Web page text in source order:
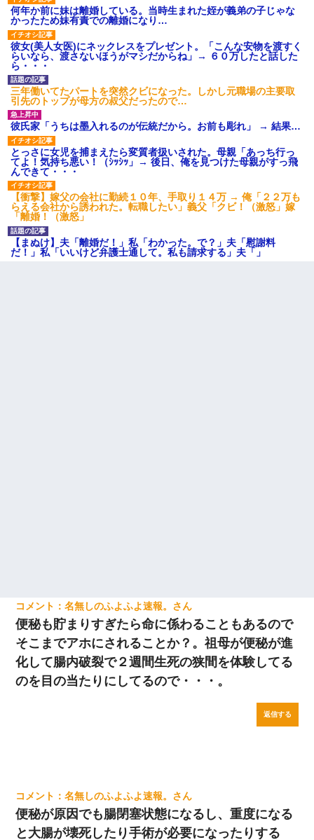
何年か前に妹は離婚している。当時生まれた姪が義弟の子じゃな
かったため妹有責での離婚になり…
彼女(美人女医)にネックレスをプレゼント。「こんな安物を渡すく
らいなら、渡さないほうがマシだからね」→ ６０万したと話した
ら・・・
三年働いてたパートを突然クビになった。しかし元職場の主要取
引先のトップが母方の叔父だったので…
彼氏家「うちは墨入れるのが伝統だから。お前も彫れ」 → 結果…
とっさに女児を捕まえたら変質者扱いされた。母親「あっち行っ
てよ！気持ち悪い！（ｼｯｼｯ」→ 後日、俺を見つけた母親がすっ飛
んできて・・・
【衝撃】嫁父の会社に勤続１０年、手取り１４万 → 俺「２２万も
らえる会社から誘われた。転職したい」義父「クビ！（激怒」嫁
「離婚！（激怒」
【まぬけ】夫「離婚だ！」私「わかった。で？」夫「慰謝料
だ！」私「いいけど弁護士通して。私も請求する」夫「」
名無しのふよふよ速報。
便秘も貯まりすぎたら命に係わることもあるので
そこまでアホにされることか？。祖母が便秘が進
化して腸内破裂で２週間生死の狭間を体験してる
のを目の当たりにしてるので・・・。
返信する
名無しのふよふよ速報。
便秘が原因でも腸閉塞状態になるし、重度になる
と大腸が壊死したり手術が必要になったりする